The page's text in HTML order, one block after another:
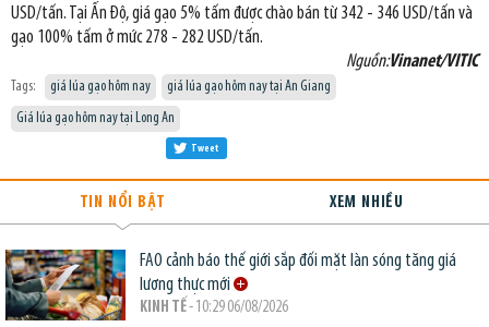
USD/tấn. Tại Ấn Độ, giá gạo 5% tấm được chào bán từ 342 - 346 USD/tấn và
gạo 100% tấm ở mức 278 - 282 USD/tấn.
Nguồn:Vinanet/VITIC
Tags: giá lúa gạo hôm nay
giá lúa gạo hôm nay tại An Giang
Giá lúa gạo hôm nay tại Long An
Tweet
TIN NỔI BẬT XEM NHIỀU
FAO cảnh báo thế giới sắp đối mặt làn sóng tăng giá
lương thực mới
KINH TẾ- 10:29 06/08/2026